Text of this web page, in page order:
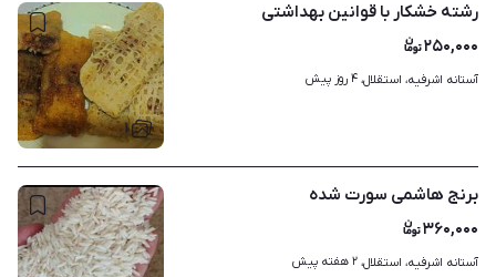
۱
رشته خشکار با قوانین بهداشتی
۲۵۰,۰۰۰
آستانه اشرفیه، استقلال، ۴ روز پیش
برنج هاشمی سورت شده
۳۶۰,۰۰۰
آستانه اشرفیه، استقلال، ۲ هفته پیش